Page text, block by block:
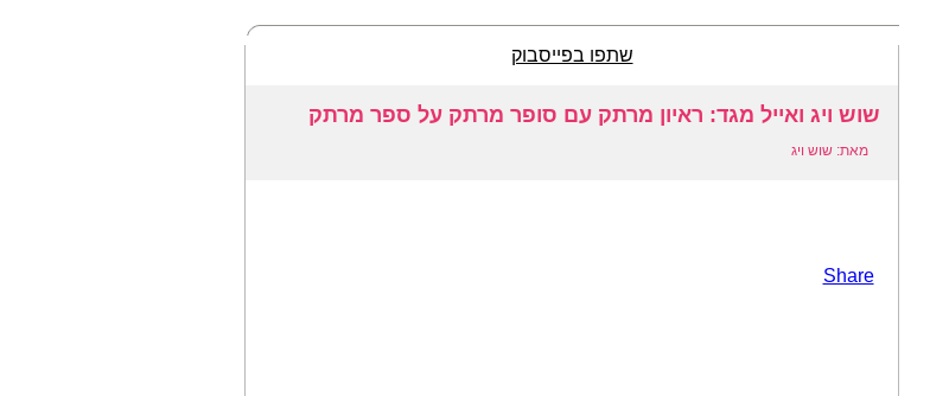
שתפו בפייסבוק
שוש ויג ואייל מגד: ראיון מרתק עם סופר מרתק על ספר מרתק
מאת: שוש ויג
Share